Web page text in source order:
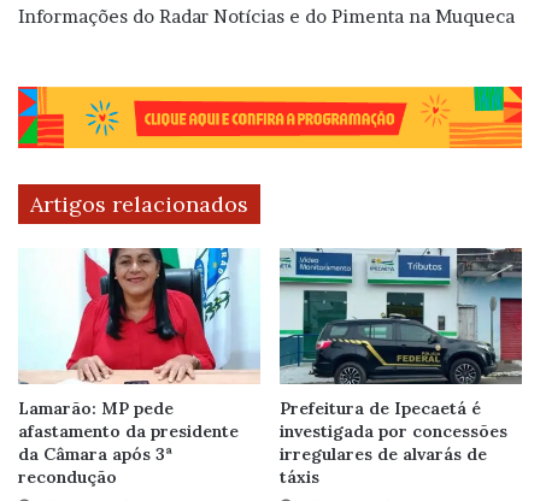
Informações do Radar Notícias e do Pimenta na Muqueca
Artigos relacionados
Lamarão: MP pede
afastamento da presidente
da Câmara após 3ª
recondução
Prefeitura de Ipecaetá é
investigada por concessões
irregulares de alvarás de
táxis